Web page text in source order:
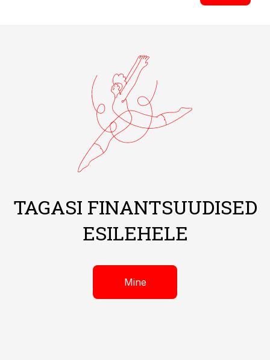
TAGASI FINANTSUUDISED
ESILEHELE
Mine